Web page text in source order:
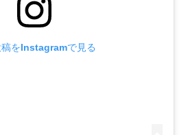
稿をInstagramで見る